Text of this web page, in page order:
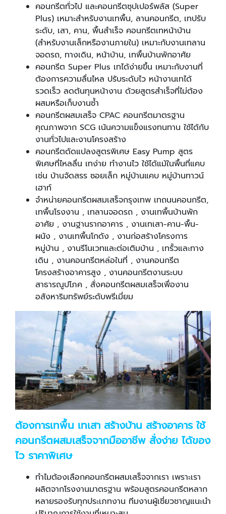
คอนกรีตทั่วไป และคอนกรีตซุปเปอร์พลัส (Super
Plus) เหมาะสำหรับงานเทพื้น, ลานคอนกรีต, เทปรับ
ระดับ, เสา, คาน, พื้นสำเร็จ คอนกรีตเทหน้าบ้าน
(สำหรับงานเล็กหรืองานภายใน) เหมาะกับงานเทลาน
จอดรถ, ทางเดิน, หน้าบ้าน, เทพื้นบ้านพักอาศัย
คอนกรีต Super Plus เทได้ง่ายขึ้น เหมาะกับงานที่
ต้องการความลื่นไหล ปรับระดับไว หน้างานเทได้
รวดเร็ว ลดต้นทุนหน้างาน ด้วยสูตรสำเร็จที่ไม่ต้อง
ผสมหรือเก็บงานซ้ำ
คอนกรีตผสมเสร็จ CPAC คอนกรีตมาตรฐาน
คุณภาพจาก SCG เน้นความแข็งแรงทนทาน ใช้ได้กับ
งานทั่วไปและงานโครงสร้าง
คอนกรีตดัดแปลงสูตรพิเศษ Easy Pump สูตร
พิเศษที่ไหลลื่น เทง่าย ทำงานไว ใช้ได้แม้ในพื้นที่แคบ
เช่น บ้านจัดสรร ซอยเล็ก หมู่บ้านแคบ หมู่บ้านทาวน์
เฮาท์
จำหน่ายคอนกรีตผสมเสร็จกรุงเทพ เทถนนคอนกรีต,
เทพื้นโรงงาน , เทลานจอดรถ , งานเทพื้นบ้านพัก
อาศัย , งานฐานรากอาคาร , งานเทเสา-คาน-พื้น-
ผนัง , งานเทพื้นโกดัง , งานก่อสร้างโครงการ
หมู่บ้าน , งานรีโนเวทและต่อเติมบ้าน , เทรั้วและทาง
เดิน , งานคอนกรีตหล่อในที่ , งานคอนกรีต
โครงสร้างอาคารสูง , งานคอนกรีตงานระบบ
สาธารณูปโภค , สั่งคอนกรีตผสมเสร็จเพื่องาน
อสังหาริมทรัพย์ระดับพรีเมี่ยม
ต้องการเทพื้น เทเสา สร้างบ้าน สร้างอาคาร ใช้
คอนกรีตผสมเสร็จจากมืออาชีพ สั่งง่าย ได้ของ
ไว ราคาพิเศษ
ทำไมต้องเลือกคอนกรีตผสมเสร็จจากเรา เพราะเรา
ผลิตจากโรงงานมาตรฐาน พร้อมสูตรคอนกรีตหลาก
หลายรองรับทุกประเภทงาน ทีมงานผู้เชี่ยวชาญแนะนำ